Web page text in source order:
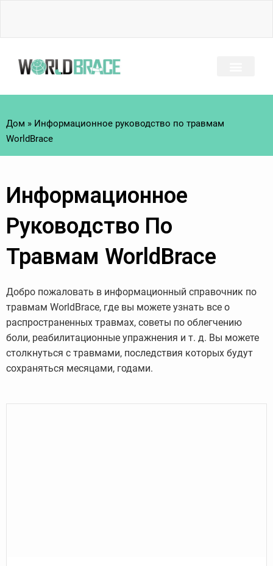
Дом » Информационное руководство по травмам
WorldBrace​
Информационное
Руководство По
Травмам WorldBrace
Добро пожаловать в информационный справочник по
травмам WorldBrace, где вы можете узнать все о
распространенных травмах, советы по облегчению
боли, реабилитационные упражнения и т. д. Вы можете
столкнуться с травмами, последствия которых будут
сохраняться месяцами, годами.